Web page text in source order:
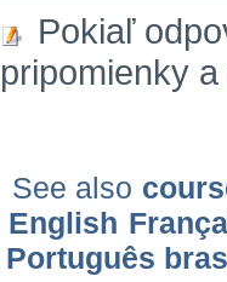
Pokiaľ
pripomienky
See also
English
Português